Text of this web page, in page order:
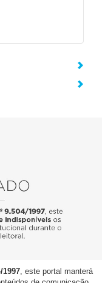
1997, este portal manterá